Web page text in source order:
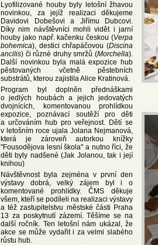
Lyofilizované houby byly letošní žhavou
novinkou, za jejíž realizaci děkujeme
Davidovi Dobešovi a Jiřímu Dubcovi.
Díky nim návštěvníci mohli vidět i jarní
houby jako např. kačenku českou (Verpa
bohemica), destici chřapáčovou (Discina
ancilis) či různé druhy smržů (Morchella).
Další novinkou byla malá expozice hub
pěstovaných včetně pěstebních
substrátů, kterou zajistila Alice Kratinová.
Program byl doplněn přednáškami
o jedlých houbách a jejich jedovatých
dvojnících, komentovanou prohlídkou
expozice, poznávací soutěží pro děti
a určováním hub pro veřejnost. Dětí se
v letošním roce ujala Jolana Nejmanová,
která je zároveň autorkou knížky
"Fousodějova lesní škola" a nutno říci, že
děti byly nadšené (Jak Jolanou, tak i její
knihou)
Návštěvnost byla zejména v první den
výstavy dobrá, velký zájem byl i o
komentované prohlídky. ČMS děkuje
všem, kteří se podíleli na realizaci výstavy
a též zastupitelstvu městské části Praha
13 za poskytnutí zázemí. Těšíme se na
další ročník. Ten letošní nám ukázal, že
akce se může vydařit i za velmi slabého
růstu hub.